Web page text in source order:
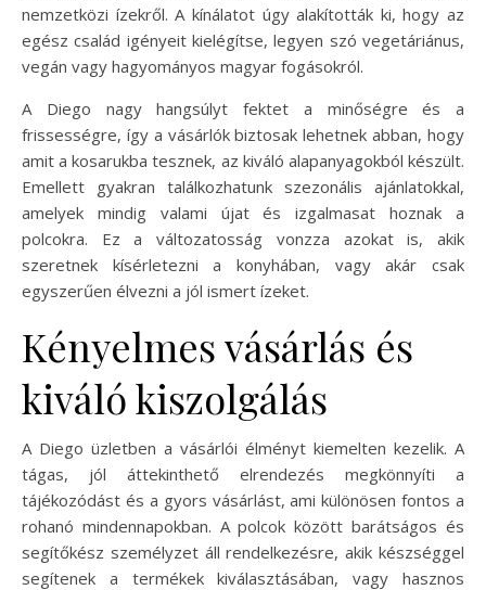
nemzetközi ízekről. A kínálatot úgy alakították ki, hogy az
egész család igényeit kielégítse, legyen szó vegetáriánus,
vegán vagy hagyományos magyar fogásokról.
A Diego nagy hangsúlyt fektet a minőségre és a
frissességre, így a vásárlók biztosak lehetnek abban, hogy
amit a kosarukba tesznek, az kiváló alapanyagokból készült.
Emellett gyakran találkozhatunk szezonális ajánlatokkal,
amelyek mindig valami újat és izgalmasat hoznak a
polcokra. Ez a változatosság vonzza azokat is, akik
szeretnek kísérletezni a konyhában, vagy akár csak
egyszerűen élvezni a jól ismert ízeket.
Kényelmes vásárlás és
kiváló kiszolgálás
A Diego üzletben a vásárlói élményt kiemelten kezelik. A
tágas, jól áttekinthető elrendezés megkönnyíti a
tájékozódást és a gyors vásárlást, ami különösen fontos a
rohanó mindennapokban. A polcok között barátságos és
segítőkész személyzet áll rendelkezésre, akik készséggel
segítenek a termékek kiválasztásában, vagy hasznos